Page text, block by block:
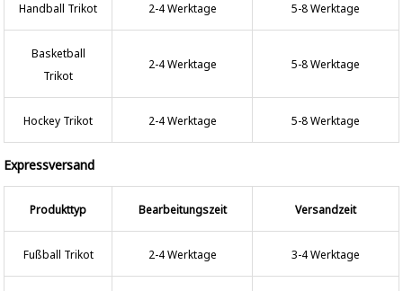
Handball Trikot 2-4 Werktage 5-8 Werktage
Basketball
Trikot
2-4 Werktage 5-8 Werktage
Hockey Trikot 2-4 Werktage 5-8 Werktage
Expressversand
Produkttyp Bearbeitungszeit Versandzeit
Fußball Trikot 2-4 Werktage 3-4 Werktage